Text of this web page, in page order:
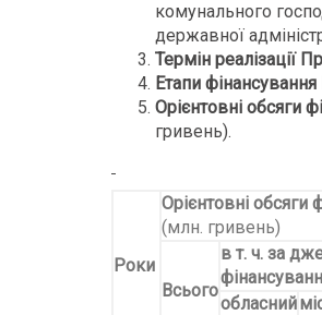
комунального
державної
Термін реалізації
Етапи
Орієнтовні обсяги
гривень).
Роки
Орієнтовні обсяги
(млн. гривень)
Всього
в т. ч. за
обласний